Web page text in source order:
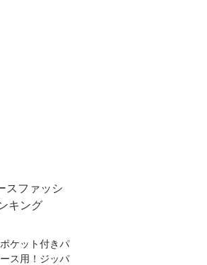
スファッシ
キング
ポケット付きパ
ス用！ジッパ